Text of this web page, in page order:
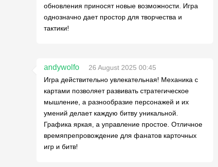
обновления приносят новые возможности. Игра
однозначно дает простор для творчества и
тактики!
andywolfo
26 August 2025 00:45
Игра действительно увлекательная! Механика с
картами позволяет развивать стратегическое
мышление, а разнообразие персонажей и их
умений делает каждую битву уникальной.
Графика яркая, а управление простое. Отличное
времяпрепровождение для фанатов карточных
игр и битв!